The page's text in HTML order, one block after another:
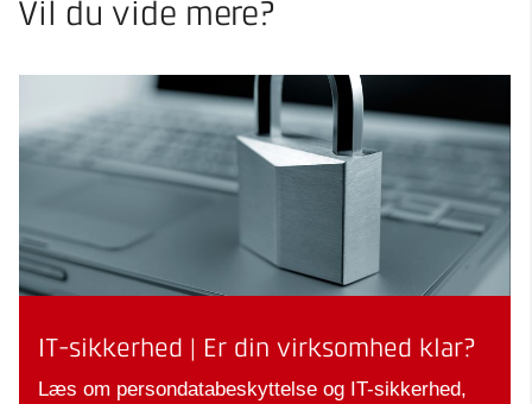
Vil du vide mere?
IT-sikkerhed | Er din virksomhed klar?
Læs om persondatabeskyttelse og IT-sikkerhed,